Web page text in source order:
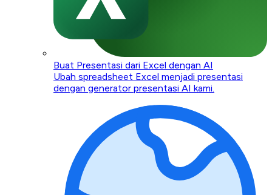
Buat Presentasi dari Excel dengan AI
Ubah spreadsheet Excel menjadi presentasi
dengan generator presentasi AI kami.